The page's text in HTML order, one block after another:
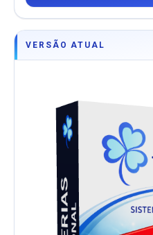
VERSÃO ATUAL